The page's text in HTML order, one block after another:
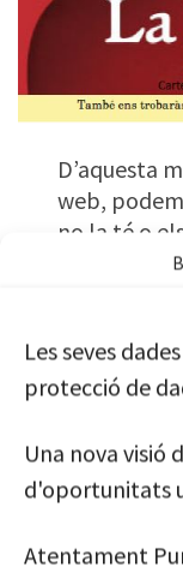
Les seves
protecció de
Una nova visió
d'oportunitats
Atentament
D’aquesta
web,
no la té o
poder
Aquí podreu
mesos que
algun cop
sigui, no cal
altre